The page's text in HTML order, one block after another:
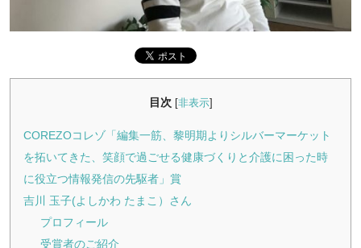
目次 [非表示]
COREZOコレゾ「編集一筋、黎明期よりシルバーマーケット
を拓いてきた、笑顔で過ごせる健康づくりと介護に困った時
に役立つ情報発信の先駆者」賞
吉川 玉子(よしかわ たまこ）さん
プロフィール
受賞者のご紹介